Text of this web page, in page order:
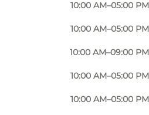
10:00 AM–05:00 PM
10:00 AM–05:00 PM
10:00 AM–09:00 PM
10:00 AM–05:00 PM
10:00 AM–05:00 PM